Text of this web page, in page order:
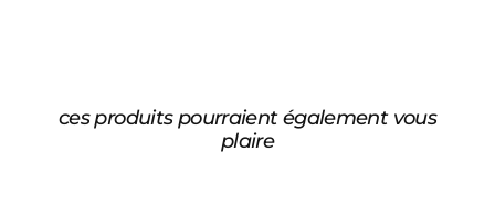
ces produits pourraient également vous
plaire